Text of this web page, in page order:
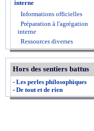
interne
Informations officielles
Préparation à l'agrégation
interne
Ressources diverses
Hors des sentiers battus
- Les perles philosophiques
- De tout et de rien